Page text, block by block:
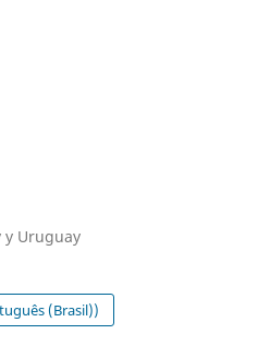
y Uruguay
(Brasil))